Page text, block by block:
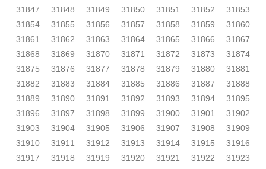
31847
31848 31849 31850 31851 31852
31853
31854
31855 31856 31857 31858 31859
31860
31861
31862 31863 31864 31865 31866
31867
31868
31869 31870 31871 31872 31873
31874
31875
31876 31877 31878 31879 31880
31881
31882
31883 31884 31885 31886 31887
31888
31889
31890 31891 31892 31893 31894
31895
31896
31897 31898 31899 31900 31901
31902
31903
31904 31905 31906 31907 31908
31909
31910
31911 31912 31913 31914 31915
31916
31917
31918 31919 31920 31921 31922
31923